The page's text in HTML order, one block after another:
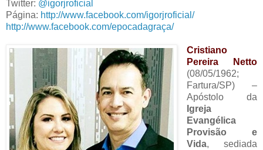
Twitter: @igorjroficial
Página: http://www.facebook.com/igorjroficial/
http://www.facebook.com/epocadagraça/
Cristiano
Pereira Netto
(08/05/1962;
Fartura/SP) –
Apóstolo da
Igreja
Evangélica
Provisão e
Vida, sediada